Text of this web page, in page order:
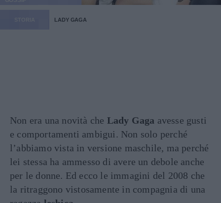
LADY GAGA
Non era una novità che Lady Gaga avesse gusti
e comportamenti ambigui. Non solo perché
l’abbiamo vista in versione maschile, ma perché
lei stessa ha ammesso di avere un debole anche
per le donne. Ed ecco le immagini del 2008 che
la ritraggono vistosamente in compagnia di una